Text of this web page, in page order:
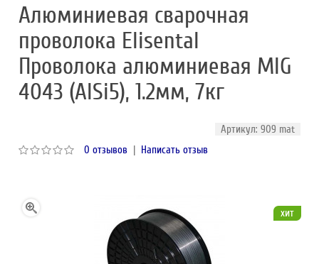
Алюминиевая сварочная
проволока Elisental
Проволока алюминиевая MIG
4043 (AlSi5), 1.2мм, 7кг
Артикул: 909 mat
0 отзывов | Написать отзыв
хит